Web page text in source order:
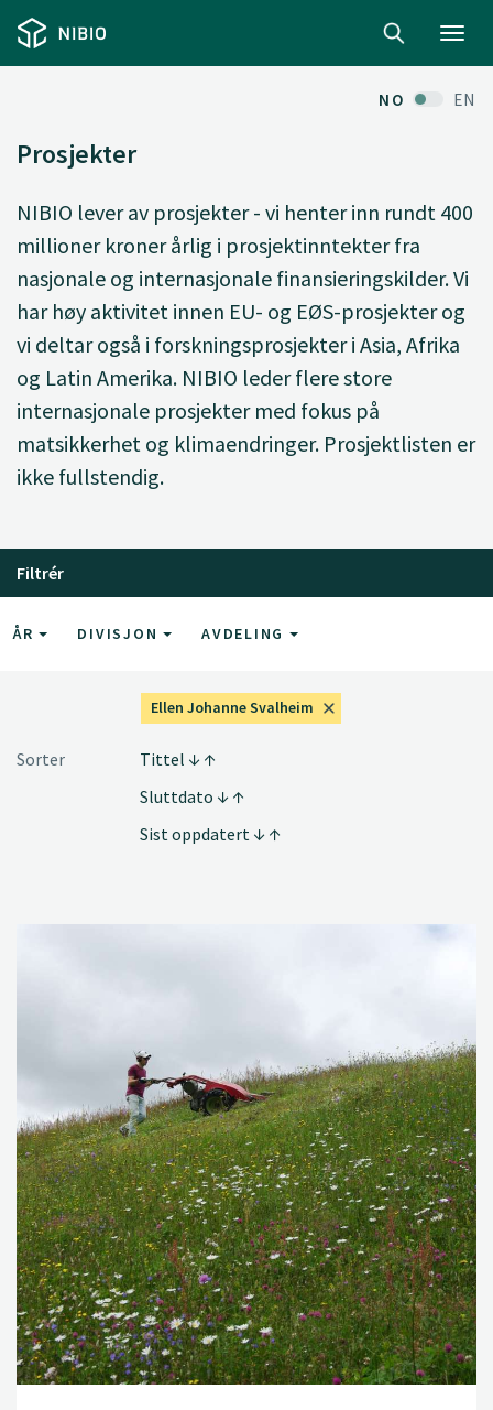
NO EN
Prosjekter
NIBIO lever av prosjekter - vi henter inn rundt 400
millioner kroner årlig i prosjektinntekter fra
nasjonale og internasjonale finansieringskilder. Vi
har høy aktivitet innen EU- og EØS-prosjekter og
vi deltar også i forskningsprosjekter i Asia, Afrika
og Latin Amerika. NIBIO leder flere store
internasjonale prosjekter med fokus på
matsikkerhet og klimaendringer. Prosjektlisten er
ikke fullstendig.
Filtrér
ÅR DIVISJON AVDELING
Ellen Johanne Svalheim
Sorter
Tittel
Sluttdato
Sist oppdatert